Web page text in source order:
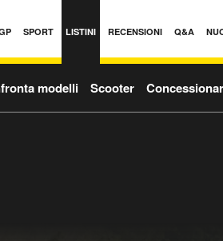
SPORT LISTINI RECENSIONI Q&A
modelli Scooter